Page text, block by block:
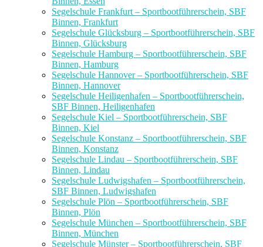
Segelschule Frankfurt – Sportbootführerschein, SBF
Binnen, Frankfurt
Segelschule Glücksburg – Sportbootführerschein, SBF
Binnen, Glücksburg
Segelschule Hamburg – Sportbootführerschein, SBF
Binnen, Hamburg
Segelschule Hannover – Sportbootführerschein, SBF
Binnen, Hannover
Segelschule Heiligenhafen – Sportbootführerschein,
SBF Binnen, Heiligenhafen
Segelschule Kiel – Sportbootführerschein, SBF
Binnen, Kiel
Segelschule Konstanz – Sportbootführerschein, SBF
Binnen, Konstanz
Segelschule Lindau – Sportbootführerschein, SBF
Binnen, Lindau
Segelschule Ludwigshafen – Sportbootführerschein,
SBF Binnen, Ludwigshafen
Segelschule Plön – Sportbootführerschein, SBF
Binnen, Plön
Segelschule München – Sportbootführerschein, SBF
Binnen, München
Segelschule Münster – Sportbootführerschein, SBF